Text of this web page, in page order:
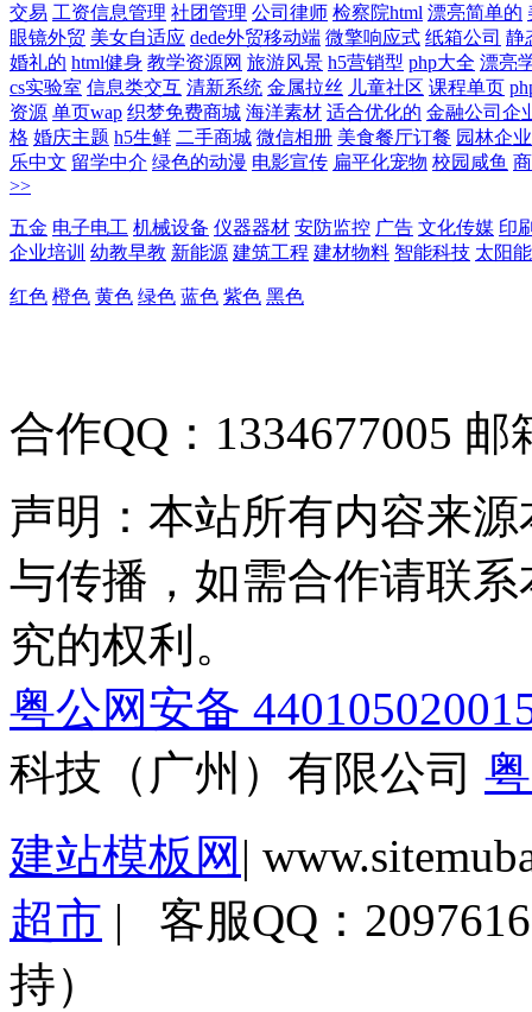
交易 工资信息管理 社团管理 公司律师 检察院html 漂亮简单的
眼镜外贸 美女自适应 dede外贸移动端 微擎响应式 纸箱公司 静
婚礼的 html健身 教学资源网 旅游风景 h5营销型 php大全 漂亮
cs实验室 信息类交互 清新系统 金属拉丝 儿童社区 课程单页
资源 单页wap 织梦免费商城 海洋素材 适合优化的 金融公司企
格 婚庆主题 h5生鲜 二手商城 微信相册 美食餐厅订餐 园林企业
乐中文 留学中介 绿色的动漫 电影宣传 扁平化宠物 校园咸鱼
>>
五金 电子电工 机械设备 仪器器材 安防监控 广告 文化传媒 印
企业培训 幼教早教 新能源 建筑工程 建材物料 智能科技 太阳
红色 橙色 黄色 绿色 蓝色 紫色 黑色
合作QQ：1334677005 邮
声明：本站所有内容来
与传播，如需合作请联
究的权利。
粤公网安备
科技（广州）有限公司
建站模板网 |
超市 | 客服QQ：
持）